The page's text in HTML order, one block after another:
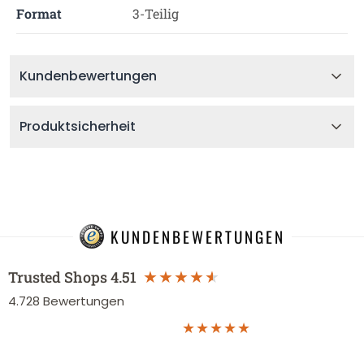
Format 3-Teilig
Kundenbewertungen
Produktsicherheit
KUNDENBEWERTUNGEN
Trusted Shops4.51
4.728 Bewertungen